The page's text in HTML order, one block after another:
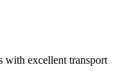
with excellent transport